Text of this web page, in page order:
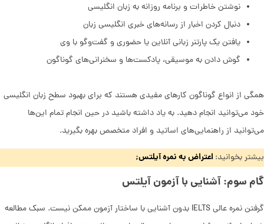
نوشتن خاطرات و برنامه روزانه به زبان انگلیسی
دنبال کردن اخبار از رسانه‌های خبری انگلیسی زبان
یافتن یک پارتنر زبانی آنلاین یا حضوری و گفت‌وگو با وی
گوش دادن به موسیقی، پادکست‌ها و سخنرانی‌های گوناگون
همگی از انواع گوناگون کارهای مفیدی هستند که برای بهبود سطح زبان انگلیسی
خود می‌توانید انجام دهید. به یاد داشته باشید در حین انجام تمام این‌ها
می‌توانید از راهنمایی‌های اساتید و افراد متخصص بهره بگیرید.
بیشتر بخوانید:اعتراض به نمره آیلتس;
گام سوم: آشنایی با آزمون آیلتس
گرفتن نمره عالی IELTS بدون آشنایی با ساختار آزمون ممکن نیست. سبک مطالعه